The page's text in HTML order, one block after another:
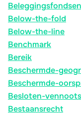
Beleggingsfondsen
Below-the-fold
Below-the-line
Benchmark
Bereik
Beschermde-
Beschermde-
Besloten-
Bestaansrecht